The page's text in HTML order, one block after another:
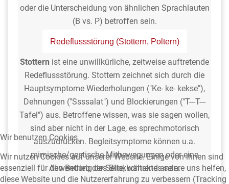
oder die Unterscheidung von ähnlichen Sprachlauten
(B vs. P) betroffen sein.
Redeflussstörung (Stottern, Poltern)
Stottern ist eine unwillkürliche, zeitweise auftretende
Redeflussstörung. Stottern zeichnet sich durch die
Hauptsymptome Wiederholungen ("Ke- ke- kekse"),
Dehnungen ("Ssssalat") und Blockierungen ("T---T---
Tafel") aus. Betroffene wissen, was sie sagen wollen,
sind aber nicht in der Lage, es sprechmotorisch
auszudrücken. Begleitsymptome können u.a.
mimische/gestische Mitbewegungen oder eine
Abwendung des Blickkontaktes sein.
Wir benutzen Cookies
Wir nutzen Cookies auf unserer Website. Einige von ihnen sind
essenziell für den Betrieb der Seite, während andere uns helfen,
diese Website und die Nutzererfahrung zu verbessern (Tracking